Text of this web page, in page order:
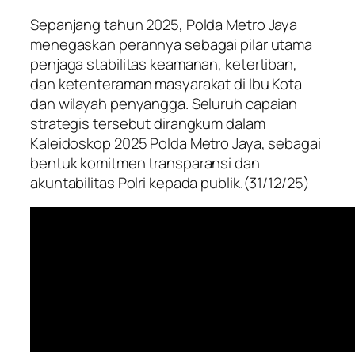
Sepanjang tahun 2025, Polda Metro Jaya
menegaskan perannya sebagai pilar utama
penjaga stabilitas keamanan, ketertiban,
dan ketenteraman masyarakat di Ibu Kota
dan wilayah penyangga. Seluruh capaian
strategis tersebut dirangkum dalam
Kaleidoskop 2025 Polda Metro Jaya, sebagai
bentuk komitmen transparansi dan
akuntabilitas Polri kepada publik.(31/12/25)